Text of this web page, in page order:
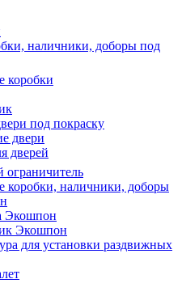
наличники, доборы под
коробки
под покраску
двери
дверей
ограничитель
коробки, наличники, доборы
Экошпон
Экошпон
для установки раздвижных